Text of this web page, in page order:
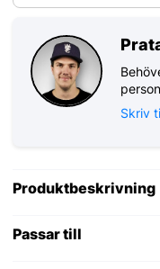
Skriv
Produktbeskrivning
Passar till